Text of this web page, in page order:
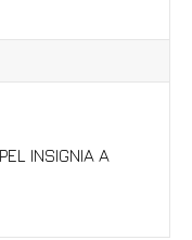
INSIGNIA A